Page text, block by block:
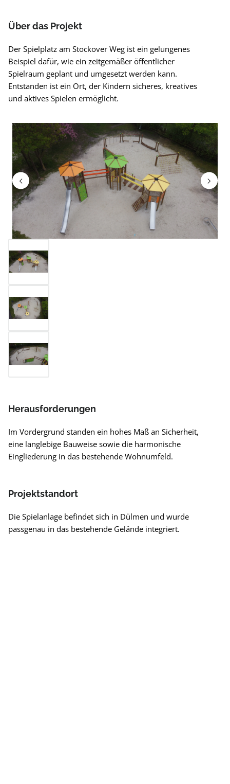
Über das Projekt
Der Spielplatz am Stockover Weg ist ein gelungenes
Beispiel dafür, wie ein zeitgemäßer öffentlicher
Spielraum geplant und umgesetzt werden kann.
Entstanden ist ein Ort, der Kindern sicheres, kreatives
und aktives Spielen ermöglicht.
Bildergalerie überspringen
Herausforderungen
Im Vordergrund standen ein hohes Maß an Sicherheit,
eine langlebige Bauweise sowie die harmonische
Eingliederung in das bestehende Wohnumfeld.
Projektstandort
Die Spielanlage befindet sich in Dülmen und wurde
passgenau in das bestehende Gelände integriert.